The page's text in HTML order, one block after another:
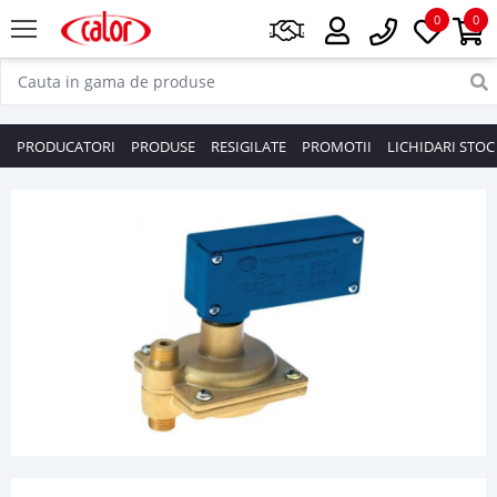
0
0
PRODUCATORI PRODUSE RESIGILATE PROMOTII LICHIDARI STOC